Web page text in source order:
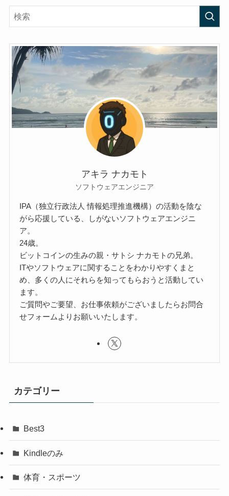
アキラ ナカモト
ソフトウェアエンジニア
IPA（独立行政法人 情報処理推進機構）の活動を陰な
がら応援している、しがないソフトウェアエンジニ
ア。
24歳。
ビットコインの生みの親・サトシ ナカモトの兄弟。
ITやソフトウェアに関することをわかりやすくまと
め、多くの人にそれらを知ってもらおうと活動してい
ます。
ご質問やご要望、お仕事依頼がございましたらお問合
せフォームよりお願いいたします。
カテゴリー
Best3
Kindleのみ
体育・スポーツ